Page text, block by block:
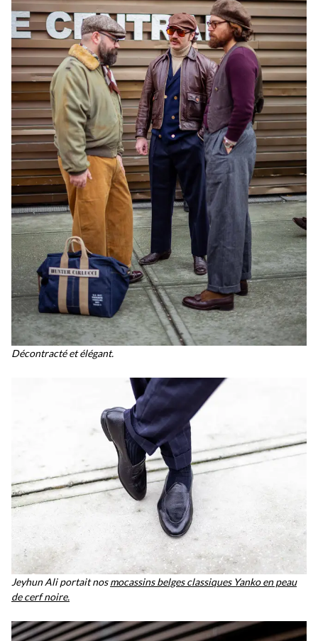
Décontracté et élégant.
Jeyhun Ali portait nosmocassins belges classiques Yanko en peau
de cerf noire.